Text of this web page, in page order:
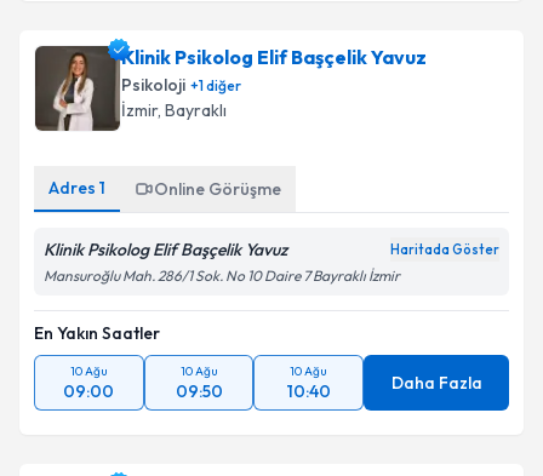
Klinik Psikolog Elif Başçelik Yavuz
Psikoloji +1diğer
İzmir, Bayraklı
Adres 1 Online Görüşme
Klinik Psikolog Elif Başçelik Yavuz Haritada Göster
Mansuroğlu Mah. 286/1 Sok. No 10 Daire 7 Bayraklı İzmir
En Yakın Saatler
10 Ağu
09:00
10 Ağu
09:50
10 Ağu
10:40 Daha Fazla